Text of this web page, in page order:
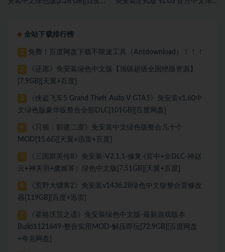
全站下载排行榜
1 免费！百度网盘下载不限速工具（Antdownload）！！！
2
《还愿》免安装绿色中文版【顶级超级全国绝版资源】
[7.9GB][天翼+百度]
3
《侠盗飞车5 Grand Theft Auto V GTA5》免安装v1.60中
文绿色版豪华版整合全部DLC[101GB][百度网盘]
4
《只狼：影逝二度》免安装中文绿色版整合几十个
MOD[15.6G][天翼+迅雷+百度]
5
《三国群英传8》免安装-V2.1.1-修复-(官中+全DLC-神赵
云+神关羽+虞姬等）绿色中文版[7.51GB][天翼+百度]
6
《荒野大镖客2》免安装v1436.28绿色中文版整合置修改
器[119GB][百度+迅雷]
7
《霍格沃茨之遗》免安装绿色中文版-最新游戏版本
Build1121649-整合实用MOD-解压即玩[72.9GB][百度网盘
+夸克网盘]